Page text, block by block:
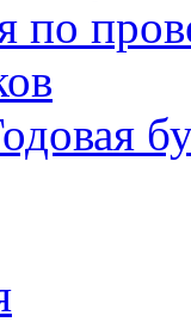
по